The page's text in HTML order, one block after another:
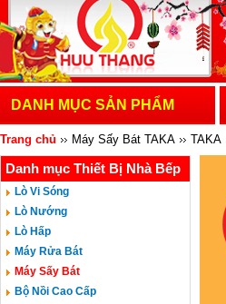
DANH MỤC SẢN PHẨM
Trang chủ Máy Sấy Bát TAKA TAKA
Danh mục Thiết Bị Nhà Bếp
Lò Vi Sóng
Lò Nướng
Lò Hấp
Máy Rửa Bát
Máy Sấy Bát
Bộ Nồi Cao Cấp